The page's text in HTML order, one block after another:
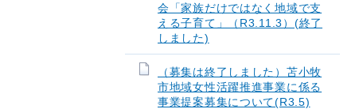
会「家族だけではなく地域で支
える子育て」（R3.11.3）(終了
しました)
（募集は終了しました）苫小牧
市地域女性活躍推進事業に係る
事業提案募集について(R3.5)